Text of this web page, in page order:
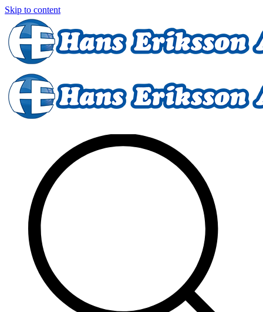
Skip to content